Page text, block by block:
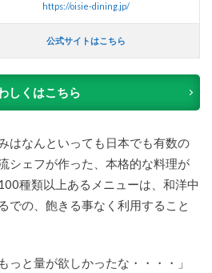
https://oisie-dining.jp/
公式サイトはこちら
しくはこちら
はなんといっても日本でも有数の
シェフが作った、本格的な料理が
種類以上あるメニューは、和洋中
での、飽きる事なく利用すること
っと量が欲しかったな・・・・」